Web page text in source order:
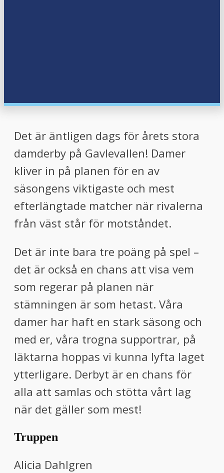
Det är äntligen dags för årets stora
damderby på Gavlevallen! Damer
kliver in på planen för en av
säsongens viktigaste och mest
efterlängtade matcher när rivalerna
från väst står för motståndet.
Det är inte bara tre poäng på spel –
det är också en chans att visa vem
som regerar på planen när
stämningen är som hetast. Våra
damer har haft en stark säsong och
med er, våra trogna supportrar, på
läktarna hoppas vi kunna lyfta laget
ytterligare. Derbyt är en chans för
alla att samlas och stötta vårt lag
när det gäller som mest!
Truppen
Alicia Dahlgren